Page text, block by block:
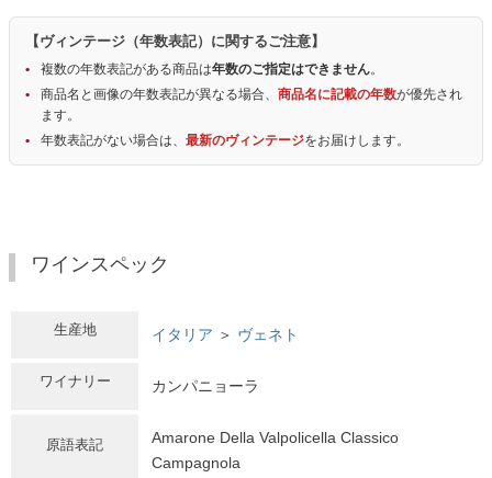
【ヴィンテージ（年数表記）に関するご注意】
複数の年数表記がある商品は年数のご指定はできません。
商品名と画像の年数表記が異なる場合、 商品名に記載の年数が優先され
ます。
年数表記がない場合は、 最新のヴィンテージをお届けします。
ワインスペック
生産地 イタリア ＞ ヴェネト
ワイナリー カンパニョーラ
原語表記
Amarone Della Valpolicella Classico
Campagnola